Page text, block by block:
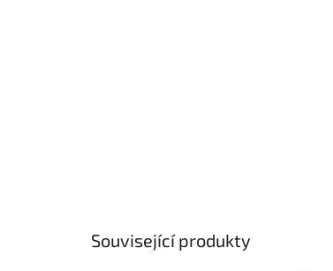
Související produkty